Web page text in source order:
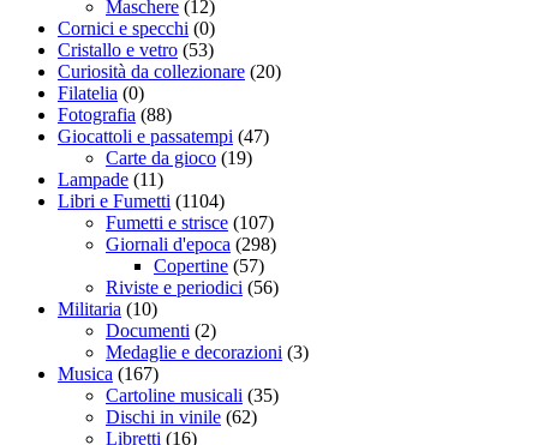
Maschere (12)
Cornici e specchi (0)
Cristallo e vetro (53)
Curiosità da collezionare (20)
Filatelia (0)
Fotografia (88)
Giocattoli e passatempi (47)
Carte da gioco (19)
Lampade (11)
Libri e Fumetti (1104)
Fumetti e strisce (107)
Giornali d'epoca (298)
Copertine (57)
Riviste e periodici (56)
Militaria (10)
Documenti (2)
Medaglie e decorazioni (3)
Musica (167)
Cartoline musicali (35)
Dischi in vinile (62)
Libretti (16)